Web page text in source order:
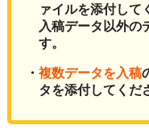
ァイルを添付して
入稿データ以外の
す。
・ 複数データを入稿
タを添付してくだ